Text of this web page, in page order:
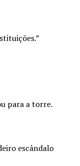
para a torre.
escândalo